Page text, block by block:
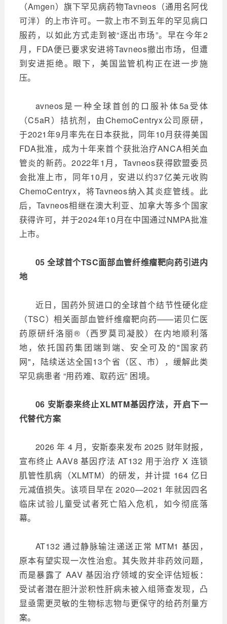
（Amgen）旗下罕见病药物Tavneos（通用名阿伐
可泮）的上市许可。一款上市不到五年的罕见病口
服药，以如此方式走到被“逐出市场”。早在今年2
月，FDA便已要求安进将Tavneos撤出市场，但遭
到安进拒绝。眼下，美国监管机构正在进一步施
压。
avneos是一种全球首创的口服补体5a受体
（C5aR）拮抗剂，由ChemoCentryx公司原研，
于2021年9月率先在日本获批，同年10月获得美国
FDA批准，成为十年来首个获批治疗ANCA相关血
管炎的新药。2022年1月，Tavneos获得欧盟委员
会批准上市，同年10月，安进以约37亿美元收购
ChemoCentryx，将Tavneos纳入其炎症管线。此
后，Tavneos相继在澳大利亚、加拿大等多个国家
获得许可，并于2024年10月在中国通过NMPA批准
上市。
05 全球首个TSC面部血管纤维瘤靶向药引进内
地
近日，国药外贸进口的全球首个结节性硬化症
（TSC）相关面部血管纤维瘤靶向药——诺贝仁医
药原研纤洛丽®（西罗莫司凝胶）在内地顺利落
地，依托国药集团端到端、安全可及的"国家药
网"，陆续送达全国13个省（区、市），缓解此类
罕见病患者 “用药难、取药远” 困境。
06 安斯泰来终止XLMTM基因疗法，开启下一
代替代方案
2026 年 4 月，安斯泰来发布 2025 财年财报，
宣布终止 AAV8 基因疗法 AT132 用于治疗 X 连锁
肌管性肌病（XLMTM）的研发，并计提 164 亿日
元减值损失。该项目早在 2020—2021 年就因四名
临床试验儿童受试者死亡陷入危机，如今彻底落
幕。
AT132 通过静脉输注递送正常 MTM1 基因，
原本有望实现一次性治愈。其失败并非药效问题，
而是暴露了 AAV 基因治疗领域的安全评估短板：
受试者潜在胆汁淤积性肝病未被入组筛查发现，凸
显亟需更灵敏的生物标志物与更保守的给药剂量方
案。